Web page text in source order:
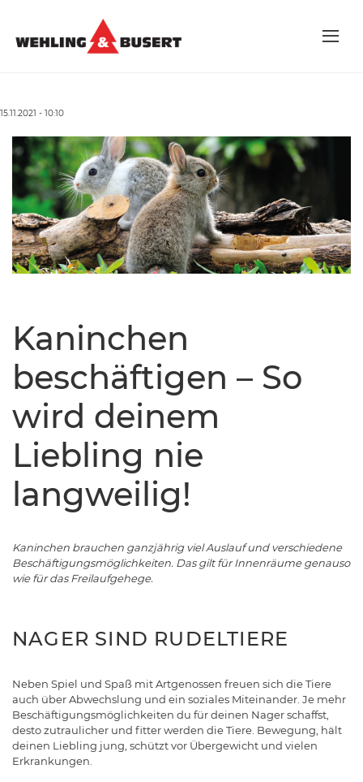
15.11.2021 - 10:10
Kaninchen
beschäftigen – So
wird deinem
Liebling nie
langweilig!
Kaninchen brauchen ganzjährig viel Auslauf und verschiedene
Beschäftigungsmöglichkeiten. Das gilt für Innenräume genauso
wie für das Freilaufgehege.
NAGER SIND RUDELTIERE
Neben Spiel und Spaß mit Artgenossen freuen sich die Tiere
auch über Abwechslung und ein soziales Miteinander. Je mehr
Beschäftigungsmöglichkeiten du für deinen Nager schaffst,
desto zutraulicher und fitter werden die Tiere. Bewegung, hält
deinen Liebling jung, schützt vor Übergewicht und vielen
Erkrankungen.